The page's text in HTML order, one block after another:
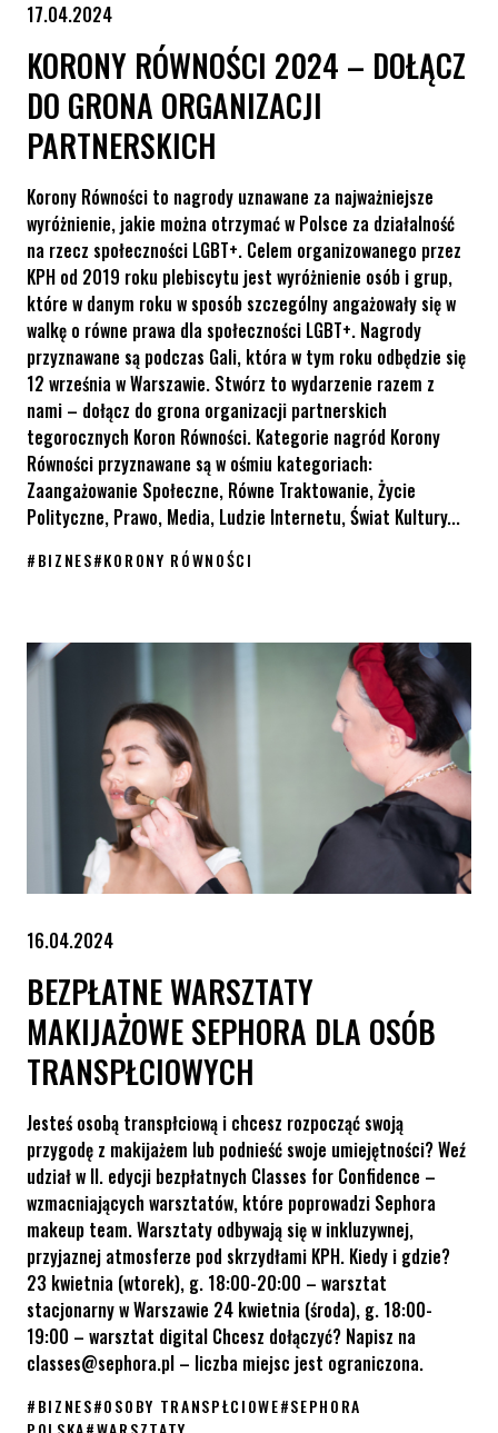
17.04.2024
KORONY RÓWNOŚCI 2024 – DOŁĄCZ
DO GRONA ORGANIZACJI
PARTNERSKICH
Korony Równości to nagrody uznawane za najważniejsze
wyróżnienie, jakie można otrzymać w Polsce za działalność
na rzecz społeczności LGBT+. Celem organizowanego przez
KPH od 2019 roku plebiscytu jest wyróżnienie osób i grup,
które w danym roku w sposób szczególny angażowały się w
walkę o równe prawa dla społeczności LGBT+. Nagrody
przyznawane są podczas Gali, która w tym roku odbędzie się
12 września w Warszawie. Stwórz to wydarzenie razem z
nami – dołącz do grona organizacji partnerskich
tegorocznych Koron Równości. Kategorie nagród Korony
Równości przyznawane są w ośmiu kategoriach:
Zaangażowanie Społeczne, Równe Traktowanie, Życie
Polityczne, Prawo, Media, Ludzie Internetu, Świat Kultury...
#BIZNES#KORONY RÓWNOŚCI
16.04.2024
BEZPŁATNE WARSZTATY
MAKIJAŻOWE SEPHORA DLA OSÓB
TRANSPŁCIOWYCH
Jesteś osobą transpłciową i chcesz rozpocząć swoją
przygodę z makijażem lub podnieść swoje umiejętności? Weź
udział w II. edycji bezpłatnych Classes for Confidence –
wzmacniających warsztatów, które poprowadzi Sephora
makeup team. Warsztaty odbywają się w inkluzywnej,
przyjaznej atmosferze pod skrzydłami KPH. Kiedy i gdzie?
23 kwietnia (wtorek), g. 18:00-20:00 – warsztat
stacjonarny w Warszawie 24 kwietnia (środa), g. 18:00-
19:00 – warsztat digital Chcesz dołączyć? Napisz na
classes@sephora.pl – liczba miejsc jest ograniczona.
#BIZNES#OSOBY TRANSPŁCIOWE#SEPHORA